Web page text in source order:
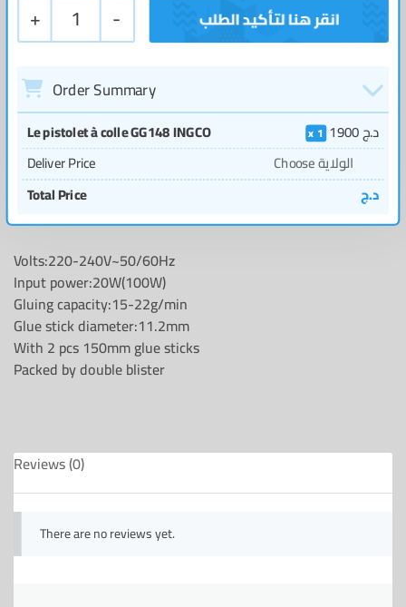
+ 1 -
Order Summary
Le pistolet à colle GG148 INGCO 1 1900د.ج
Deliver Price
Choose الولاية
Total Price
د.ج
Volts:220-240V~50/60Hz
Input power:20W(100W)
Gluing capacity:15-22g/min
Glue stick diameter:11.2mm
With 2 pcs 150mm glue sticks
Packed by double blister
Reviews (0)
There are no reviews yet.